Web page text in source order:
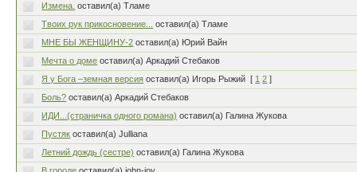
Измена. оставил(а) Тламе
Твоих рук прикосновение...
оставил(а) Тламе
МНЕ БЫ ЖЕНЩИНУ-2 оставил(а) Юрий Вайн
Мечта о доме оставил(а) Аркадий Стебаков
Я у Бога –земная версия оставил(а) Игорь Рыжий [ 1 2 ]
Боль? оставил(а) Аркадий Стебаков
ИДИ...(страничка одного романа) оставил(а) Галина Жукова
Пустяк оставил(а) Julliana
Летний дождь (сестре) оставил(а) Галина Жукова